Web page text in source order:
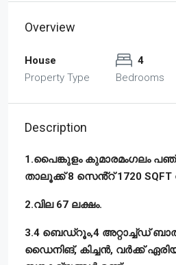
Overview
House
Property Type
4
Bedrooms
Description
1.പൈങ്കുളം കുമാരമംഗലം
താലൂക്ക് 8 സെൻ്റ് 1720 SQFT
2.വില 67 ലക്ഷം.
3.4 ബെഡ്റൂം,4 അറ്റാച്ച്ഡ്
ഡൈനിങ്, കിച്ചൻ, വർക്ക്